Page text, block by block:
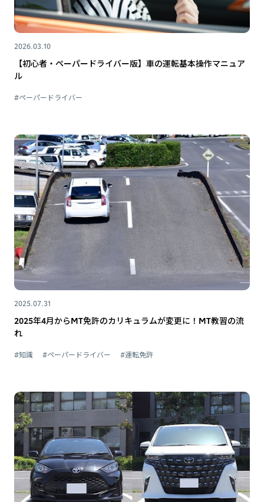
2026.03.10
【初心者・ペーパードライバー版】車の運転基本操作マニュア
ル
#ペーパードライバー
2025.07.31
2025年4月からMT免許のカリキュラムが変更に！MT教習の流
れ
#知識 #ペーパードライバー #運転免許